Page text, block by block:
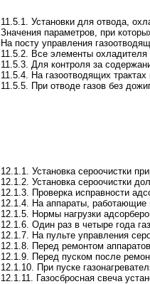
11.5.1. Установки для отвода,
Значения параметров, при
На посту управления
11.5.2. Все элементы
11.5.3. Для контроля за
11.5.4. На газоотводящих
11.5.5. При отводе газов без
12.1.1. Установка сероочистки
12.1.2. Установка сероочистки
12.1.3. Проверка исправности
12.1.4. На аппараты, работающие
12.1.5. Нормы нагрузки
12.1.6. Один раз в четыре года
12.1.7. На пульте управления
12.1.8. Перед ремонтом
12.1.9. Перед пуском после
12.1.10. При пуске
12.1.11. Газосбросная свеча